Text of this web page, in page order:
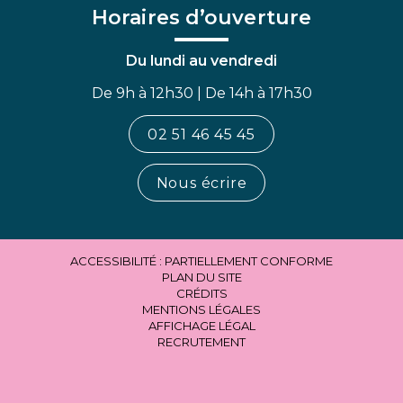
Horaires d’ouverture
Du lundi au vendredi
De 9h à 12h30 | De 14h à 17h30
02 51 46 45 45
Nous écrire
ACCESSIBILITÉ : PARTIELLEMENT CONFORME
PLAN DU SITE
CRÉDITS
MENTIONS LÉGALES
AFFICHAGE LÉGAL
RECRUTEMENT